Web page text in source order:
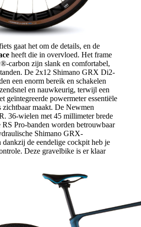
gaat het om de details, en de
heeft die in overvloed. Het frame
carbon zijn slank en comfortabel,
De 2x12 Shimano GRX Di2-
een enorm bereik en schakelen
en nauwkeurig, terwijl een
geïntegreerde powermeter essentiële
zichtbaar maakt. De Newmen
36-wielen met 45 millimeter brede
Pro-banden worden betrouwbaar
Shimano GRX-
dankzij de eendelige cockpit heb je
Deze gravelbike is er klaar